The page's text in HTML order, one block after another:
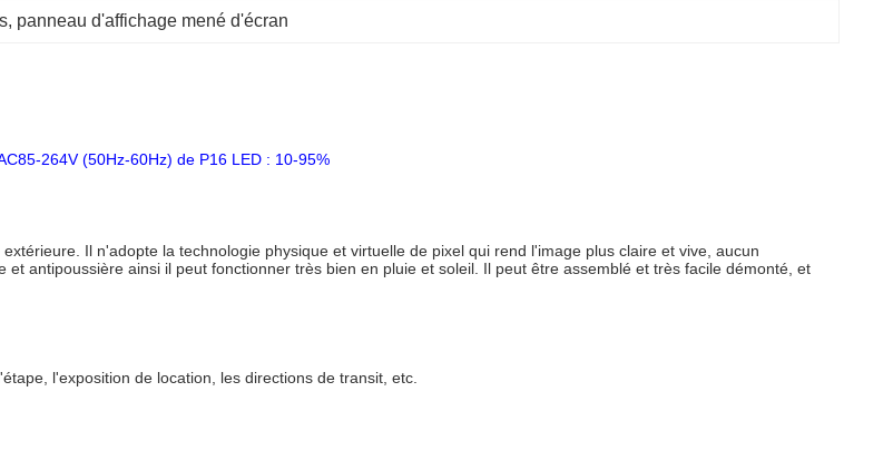
, panneau d'affichage mené d'écran
264V (50Hz-60Hz) de P16 LED : 10-95%
Il n'adopte la technologie physique et virtuelle de pixel qui rend l'image plus claire et vive, aucun
antipoussière ainsi il peut fonctionner très bien en pluie et soleil. Il peut être assemblé et très facile démonté, et
l'exposition de location, les directions de transit, etc.